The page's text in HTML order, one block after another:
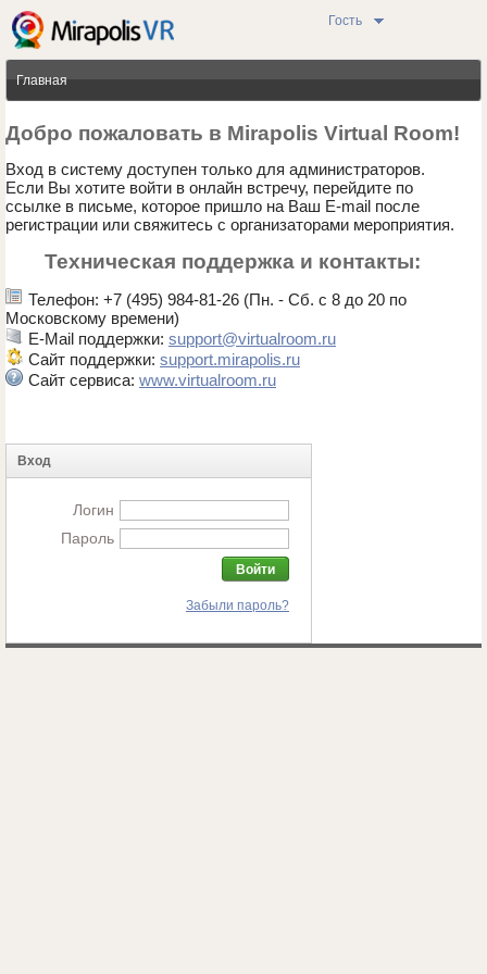
Гость
Главная
Добро пожаловать в Mirapolis Virtual Room!
Вход в систему доступен только для администраторов.
Если Вы хотите войти в онлайн встречу, перейдите по
ссылке в письме, которое пришло на Ваш E-mail после
регистрации или свяжитесь с организаторами мероприятия.
Техническая поддержка и контакты:
Телефон: +7 (495) 984-81-26 (Пн. - Сб. с 8 до 20 по
Московскому времени)
E-Mail поддержки: support@virtualroom.ru
Сайт поддержки: support.mirapolis.ru
Сайт сервиса: www.virtualroom.ru
Вход